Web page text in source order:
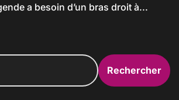
a besoin d’un bras droit à...
Rechercher